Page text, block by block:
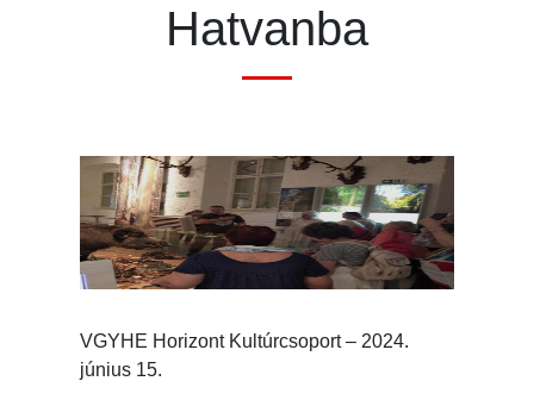
Hatvanba
VGYHE Horizont Kultúrcsoport – 2024.
június 15.